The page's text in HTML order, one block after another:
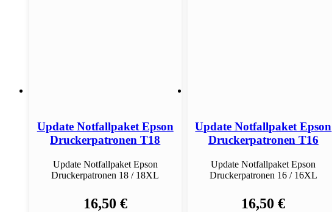
Update Notfallpaket Epson
Druckerpatronen T18
Update Notfallpaket Epson
Druckerpatronen 18 / 18XL
16,50 €
Update Notfallpaket Epson
Druckerpatronen T16
Update Notfallpaket Epson
Druckerpatronen 16 / 16XL
16,50 €